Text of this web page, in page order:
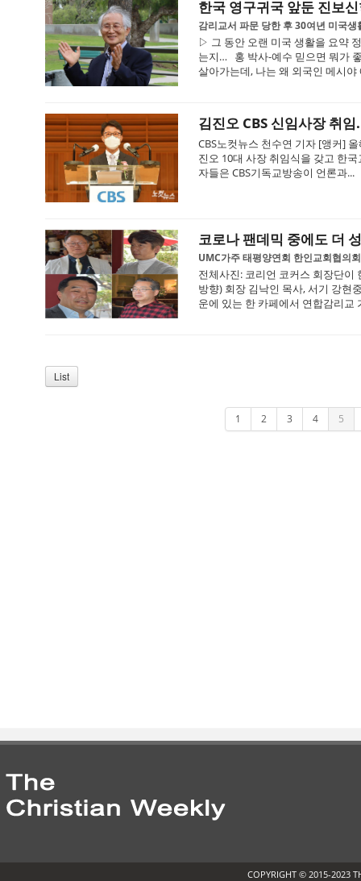
한국 영구귀국 앞둔 진보
감리교서 파문 당한 후 30여년 미국
▷ 그 동안 오랜 미국 생활을 요약
는지… 홍 박사-예수 믿으면 뭐가
살아가는데, 나는 왜 외국인 메시야
김진오 CBS 신임사장 취
CBS노컷뉴스 천수연 기자 [앵커]
진오 10대 사장 취임식을 갖고 한
자들은 CBS기독교방송이 언론과...
코로나 팬데믹 중에도 더
UMC가주 태평양연회 한인교회협의
전체사진: 코리언 코커스 회장단이
방향) 회장 김낙인 목사, 서기 강현
운에 있는 한 카페에서 연합감리교
List
1 2 3 4 5
COPYRIGHT © 2015-2023